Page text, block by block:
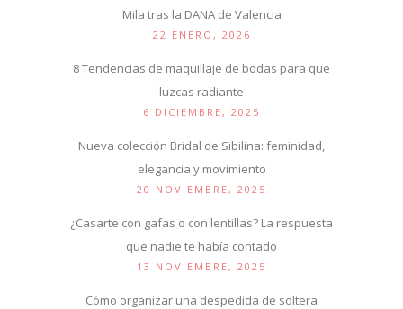
Mila tras la DANA de Valencia
22 ENERO, 2026
8 Tendencias de maquillaje de bodas para que
luzcas radiante
6 DICIEMBRE, 2025
Nueva colección Bridal de Sibilina: feminidad,
elegancia y movimiento
20 NOVIEMBRE, 2025
¿Casarte con gafas o con lentillas? La respuesta
que nadie te había contado
13 NOVIEMBRE, 2025
Cómo organizar una despedida de soltera